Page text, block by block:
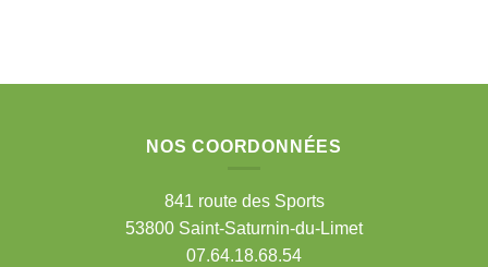
NOS COORDONNÉES
841 route des Sports
53800 Saint-Saturnin-du-Limet
07.64.18.68.54